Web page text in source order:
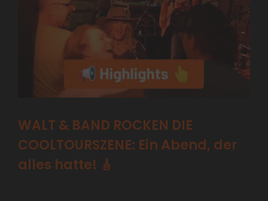
WALT & BAND ROCKEN DIE
COOLTOURSZENE: Ein Abend, der
alles hatte! 🎸